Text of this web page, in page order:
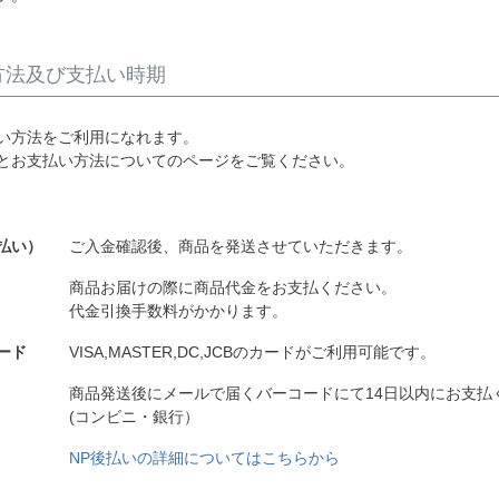
及び支払い時期
方法をご利用になれます。
お支払い方法についてのページをご覧ください。
い） ご入金確認後、商品を発送させていただきます。
商品お届けの際に商品代金をお支払ください。
代金引換手数料がかかります。
ド VISA,MASTER,DC,JCBのカードがご利用可能です。
商品発送後にメールで届くバーコードにて14日以内にお支払
(コンビニ・銀行）
NP後払いの詳細についてはこちらから